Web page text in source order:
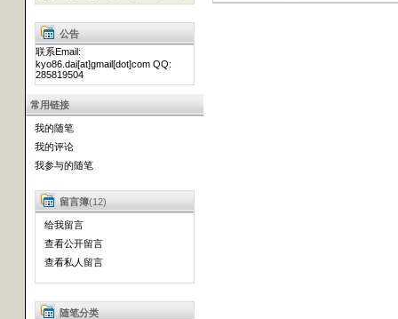
公告
联系Email:
kyo86.dai[at]gmail[dot]com QQ:
285819504
常用链接
我的随笔
我的评论
我参与的随笔
留言簿(12)
给我留言
查看公开留言
查看私人留言
随笔分类